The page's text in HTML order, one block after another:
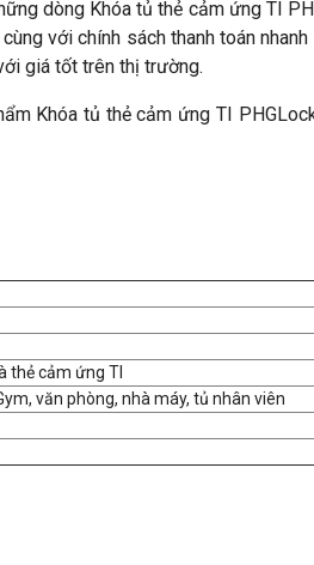
dòng Khóa tủ thẻ cảm ứng TI
với chính sách thanh toán
giá tốt trên thị trường.
Khóa tủ thẻ cảm ứng TI
thẻ cảm ứng TI
văn phòng, nhà máy, tủ nhân viên